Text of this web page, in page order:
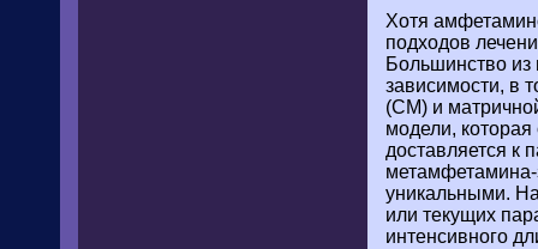
Хотя
подходов
Большинство
зависимости, в
(CM) и
модели,
доставляется к
метамфетамина-
уникальными.
или текущих
интенсивного